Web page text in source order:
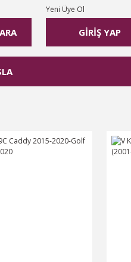
ARA GİRİŞ YAP
Yeni Üye Ol